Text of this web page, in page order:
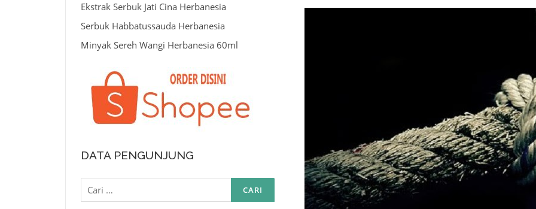
Ekstrak Serbuk Jati Cina Herbanesia
Serbuk Habbatussauda Herbanesia
Minyak Sereh Wangi Herbanesia 60ml
DATA PENGUNJUNG
Cari
untuk: